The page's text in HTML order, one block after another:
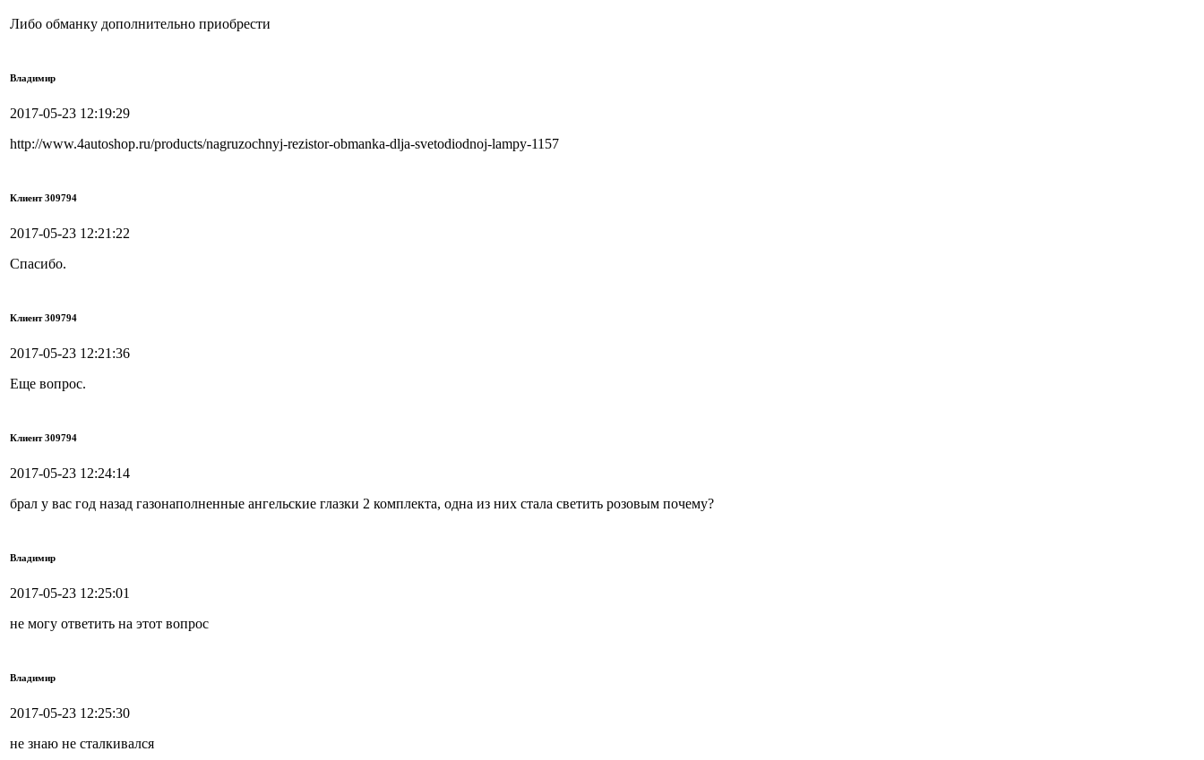
Либо обманку дополнительно приобрести
Владимир
2017-05-23 12:19:29
http://www.4autoshop.ru/products/nagruzochnyj-rezistor-obmanka-dlja-svetodiodnoj-lampy-1157
Клиент 309794
2017-05-23 12:21:22
Спасибо.
Клиент 309794
2017-05-23 12:21:36
Еще вопрос.
Клиент 309794
2017-05-23 12:24:14
брал у вас год назад газонаполненные ангельские глазки 2 комплекта, одна из них стала светить розовым почему?
Владимир
2017-05-23 12:25:01
не могу ответить на этот вопрос
Владимир
2017-05-23 12:25:30
не знаю не сталкивался